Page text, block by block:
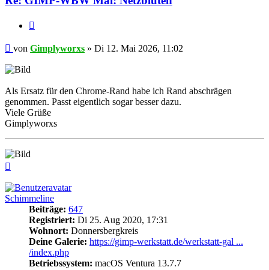
Beitrag
von Gimplyworxs » Di 12. Mai 2026, 11:02
Als Ersatz für den Chrome-Rand habe ich Rand abschrägen
genommen. Passt eigentlich sogar besser dazu.
Viele Grüße
Gimplyworxs
Schimmeline
Beiträge: 647
Registriert: Di 25. Aug 2020, 17:31
Wohnort: Donnersbergkreis
Deine Galerie: https://gimp-werkstatt.de/werkstatt-gal ...
/index.php
Betriebssystem: macOS Ventura 13.7.7